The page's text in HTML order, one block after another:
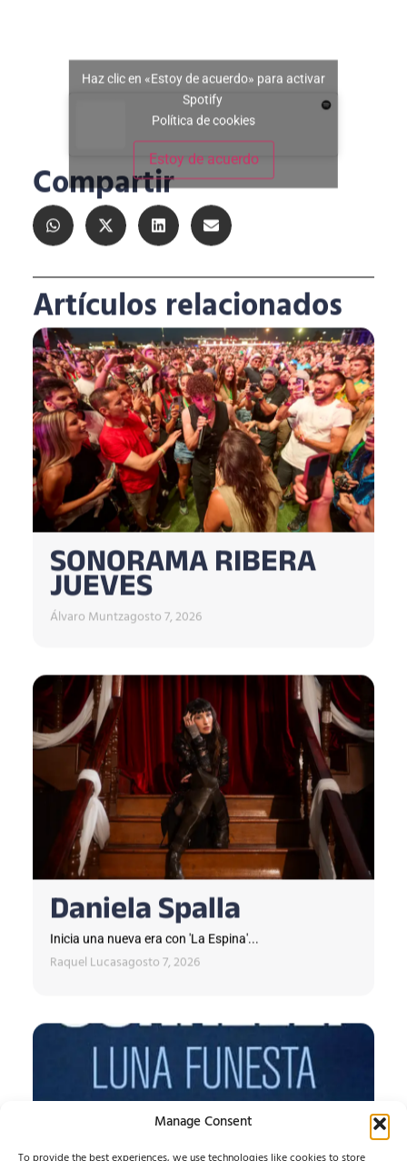
Manage Consent
Haz clic en «Estoy de acuerdo» para activar
Spotify
Política de cookies
Estoy de acuerdo
Compartir
Artículos relacionados
SONORAMA RIBERA
JUEVES
Álvaro Muntzagosto 7, 2026
Daniela Spalla
Inicia una nueva era con 'La Espina'...
Raquel Lucasagosto 7, 2026